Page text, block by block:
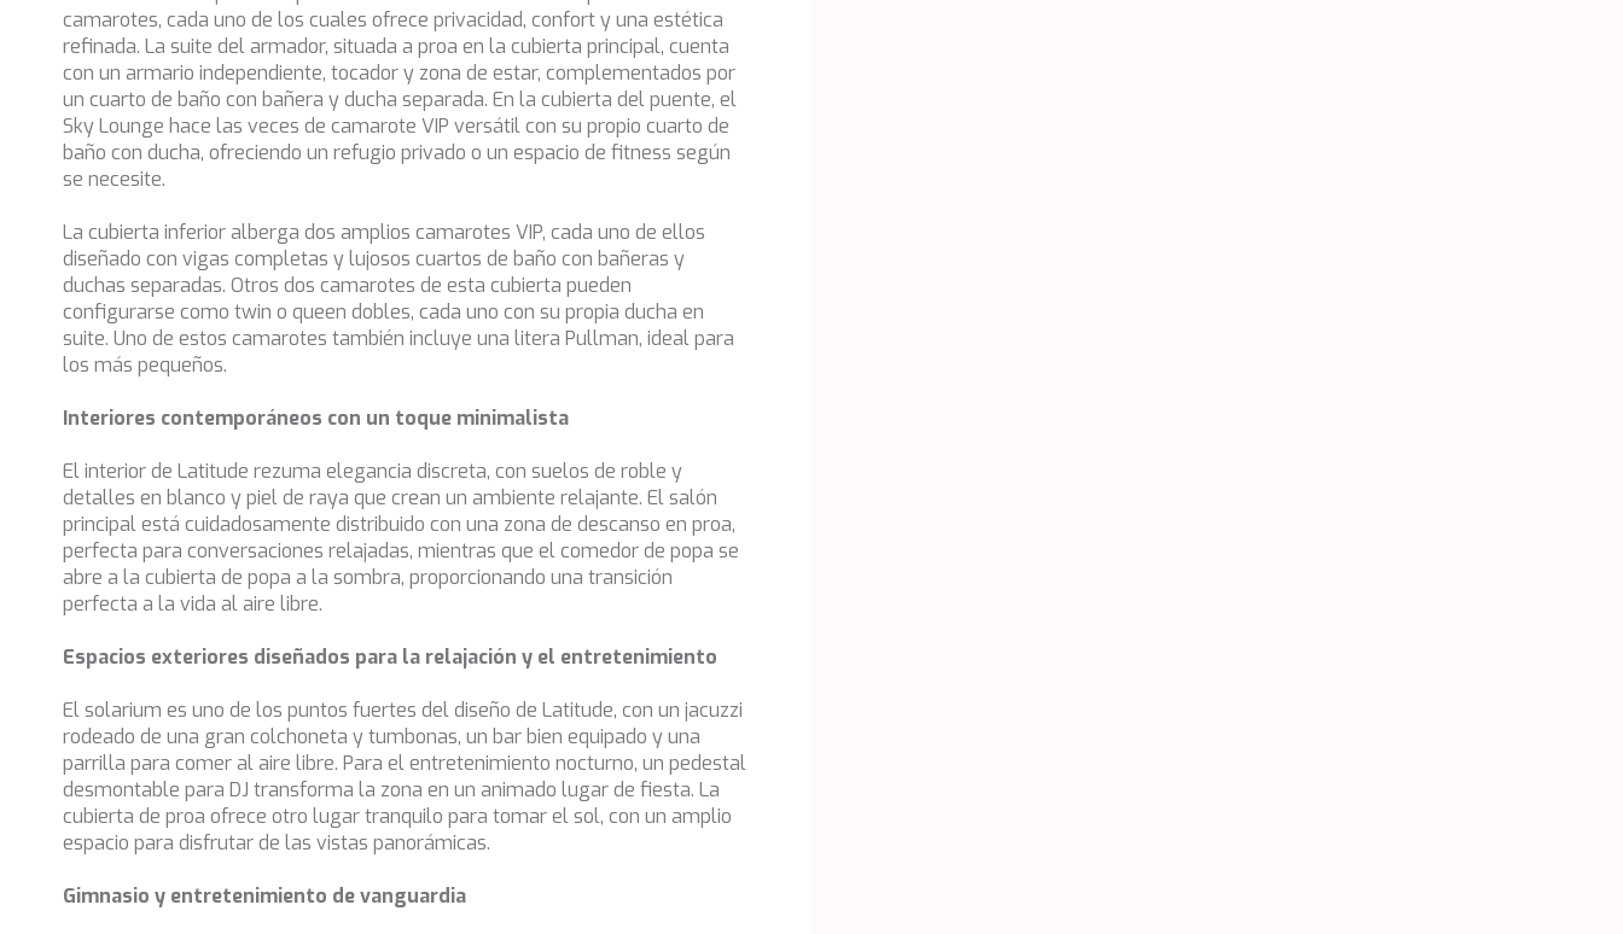
camarotes, cada uno de los cuales ofrece privacidad, confort y una estética
refinada. La suite del armador, situada a proa en la cubierta principal, cuenta
con un armario independiente, tocador y zona de estar, complementados por
un cuarto de baño con bañera y ducha separada. En la cubierta del puente, el
Sky Lounge hace las veces de camarote VIP versátil con su propio cuarto de
baño con ducha, ofreciendo un refugio privado o un espacio de fitness según
se necesite.
La cubierta inferior alberga dos amplios camarotes VIP, cada uno de ellos
diseñado con vigas completas y lujosos cuartos de baño con bañeras y
duchas separadas. Otros dos camarotes de esta cubierta pueden
configurarse como twin o queen dobles, cada uno con su propia ducha en
suite. Uno de estos camarotes también incluye una litera Pullman, ideal para
los más pequeños.
Interiores contemporáneos con un toque minimalista
El interior de Latitude rezuma elegancia discreta, con suelos de roble y
detalles en blanco y piel de raya que crean un ambiente relajante. El salón
principal está cuidadosamente distribuido con una zona de descanso en proa,
perfecta para conversaciones relajadas, mientras que el comedor de popa se
abre a la cubierta de popa a la sombra, proporcionando una transición
perfecta a la vida al aire libre.
Espacios exteriores diseñados para la relajación y el entretenimiento
El solarium es uno de los puntos fuertes del diseño de Latitude, con un jacuzzi
rodeado de una gran colchoneta y tumbonas, un bar bien equipado y una
parrilla para comer al aire libre. Para el entretenimiento nocturno, un pedestal
desmontable para DJ transforma la zona en un animado lugar de fiesta. La
cubierta de proa ofrece otro lugar tranquilo para tomar el sol, con un amplio
espacio para disfrutar de las vistas panorámicas.
Gimnasio y entretenimiento de vanguardia